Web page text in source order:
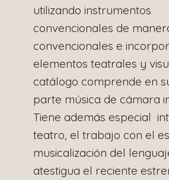
utilizando instrumentos
convencionales de
convencionales e
elementos teatrales y
catálogo comprende en
parte música de cámara
Tiene además especial
teatro, el trabajo con el
musicalización del
atestigua el reciente